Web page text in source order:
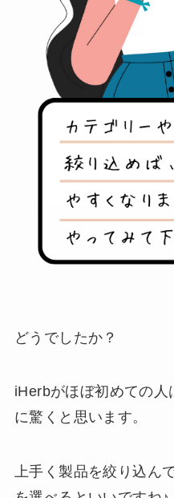
どうでしたか？
iHerbがほぼ初めての人
に驚くと思います。
上手く製品を絞り込ん